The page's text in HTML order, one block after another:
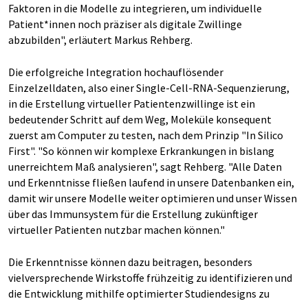
Faktoren in die Modelle zu integrieren, um individuelle
Patient*innen noch präziser als digitale Zwillinge
abzubilden", erläutert Markus Rehberg.
Die erfolgreiche Integration hochauflösender
Einzelzelldaten, also einer Single-Cell-RNA-Sequenzierung,
in die Erstellung virtueller Patientenzwillinge ist ein
bedeutender Schritt auf dem Weg, Moleküle konsequent
zuerst am Computer zu testen, nach dem Prinzip "In Silico
First". "So können wir komplexe Erkrankungen in bislang
unerreichtem Maß analysieren", sagt Rehberg. "Alle Daten
und Erkenntnisse fließen laufend in unsere Datenbanken ein,
damit wir unsere Modelle weiter optimieren und unser Wissen
über das Immunsystem für die Erstellung zukünftiger
virtueller Patienten nutzbar machen können."
Die Erkenntnisse können dazu beitragen, besonders
vielversprechende Wirkstoffe frühzeitig zu identifizieren und
die Entwicklung mithilfe optimierter Studiendesigns zu